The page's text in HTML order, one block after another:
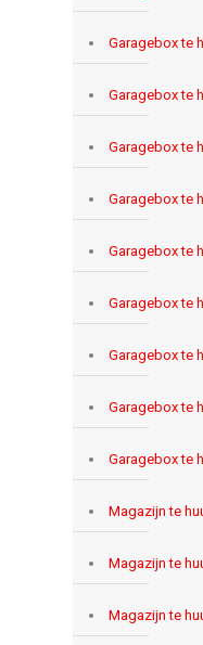
Garagebox te
Garagebox te
Garagebox te
Garagebox te
Garagebox te
Garagebox te
Garagebox te
Garagebox te
Garagebox te
Magazijn te
Magazijn te
Magazijn te